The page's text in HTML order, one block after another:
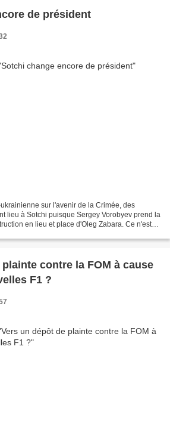
de président
sur l'avenir de la Crimée, des
lieu à Sotchi puisque Sergey Vorobyev prend la
en lieu et place d'Oleg Zabara. Ce n'est
contre la FOM à cause
F1 ?